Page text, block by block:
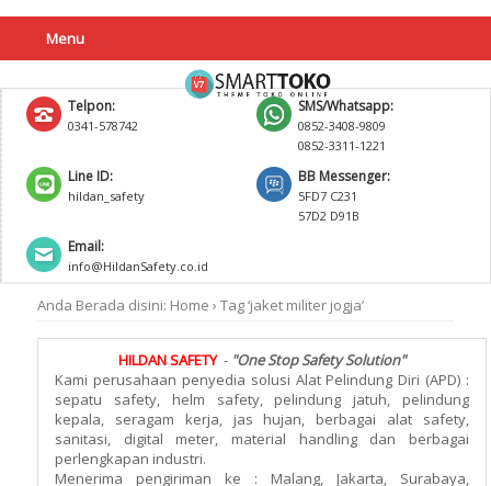
Menu
Telpon:
0341-578742
SMS/Whatsapp:
0852-3408-9809
0852-3311-1221
Line ID:
hildan_safety
BB Messenger:
5FD7 C231
57D2 D91B
Email:
info@HildanSafety.co.id
Anda Berada disini: Home › Tag ‘jaket militer jogja’
HILDAN SAFETY- "One Stop Safety Solution"
Kami perusahaan penyedia solusi Alat Pelindung Diri (APD) :
sepatu safety, helm safety, pelindung jatuh, pelindung
kepala, seragam kerja, jas hujan, berbagai alat safety,
sanitasi, digital meter, material handling dan berbagai
perlengkapan industri.
Menerima pengiriman ke : Malang, Jakarta, Surabaya,